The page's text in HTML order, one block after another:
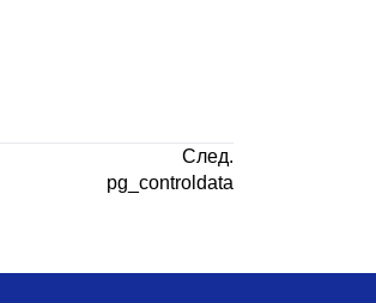
След.
pg_controldata